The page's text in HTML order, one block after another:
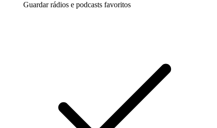
Guardar rádios e podcasts favoritos